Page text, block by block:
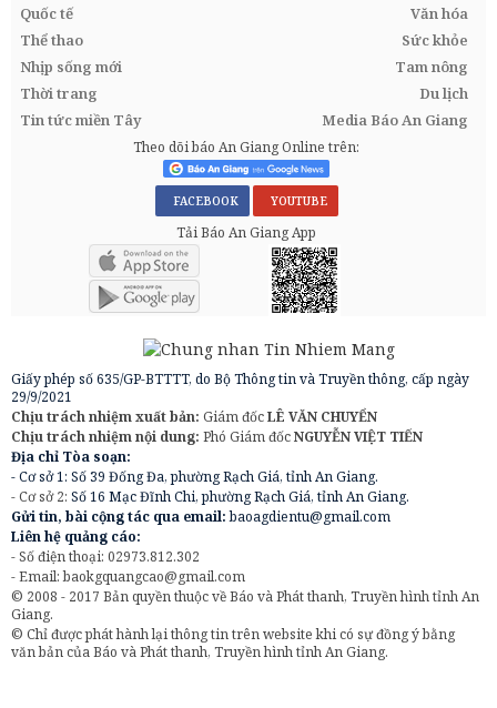
Quốc tế
Văn hóa
Thể thao
Sức khỏe
Nhịp sống mới
Tam nông
Thời trang
Du lịch
Tin tức miền Tây
Media Báo An Giang
Theo dõi báo An Giang Online trên:
FACEBOOK YOUTUBE
Tải Báo An Giang App
Giấy phép số 635/GP-BTTTT, do Bộ Thông tin và Truyền thông, cấp ngày
29/9/2021
Chịu trách nhiệm xuất bản: Giám đốcLÊ VĂN CHUYỂN
Chịu trách nhiệm nội dung: Phó Giám đốcNGUYỄN VIỆT TIẾN
Địa chỉ Tòa soạn:
- Cơ sở 1: Số 39 Đống Đa, phường Rạch Giá, tỉnh An Giang.
- Cơ sở 2: Số 16 Mạc Đĩnh Chi, phường Rạch Giá, tỉnh An Giang.
Gửi tin, bài cộng tác qua email:baoagdientu@gmail.com
Liên hệ quảng cáo:
- Số điện thoại: 02973.812.302
- Email:baokgquangcao@gmail.com
© 2008 - 2017 Bản quyền thuộc về Báo và Phát thanh, Truyền hình tỉnh An
Giang.
© Chỉ được phát hành lại thông tin trên website khi có sự đồng ý bằng
văn bản của Báo và Phát thanh, Truyền hình tỉnh An Giang.